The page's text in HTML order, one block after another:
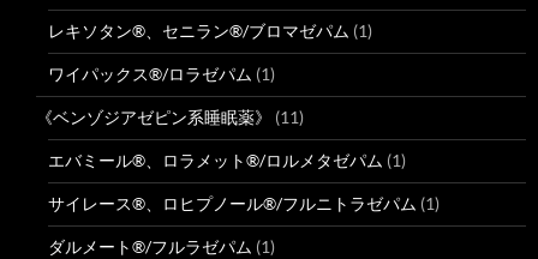
レキソタン®、セニラン®/ブロマゼパム (1)
ワイパックス®/ロラゼパム (1)
《ベンゾジアゼピン系睡眠薬》 (11)
エバミール®、ロラメット®/ロルメタゼパム (1)
サイレース®、ロヒプノール®/フルニトラゼパム (1)
ダルメート®/フルラゼパム (1)